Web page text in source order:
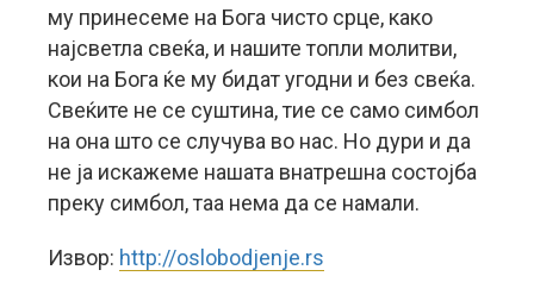
му принесеме на Бога чисто срце, како
најсветла свеќа, и нашите топли молитви,
кои на Бога ќе му бидат угодни и без свеќа.
Свеќите не се суштина, тие се само симбол
на она што се случува во нас. Но дури и да
не ја искажеме нашата внатрешна состојба
преку симбол, таа нема да се намали.
Извор: http://oslobodjenje.rs